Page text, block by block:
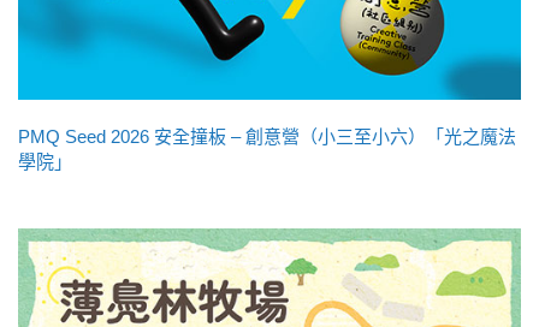
PMQ Seed 2026 安全撞板 – 創意營（小三至小六）「光之魔法
學院」